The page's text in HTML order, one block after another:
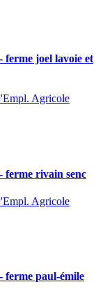
joel lavoie et
Agricole
ferme rivain senc
Agricole
ferme paul-émile